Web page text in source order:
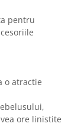
pentru
o atractie
ore linistite